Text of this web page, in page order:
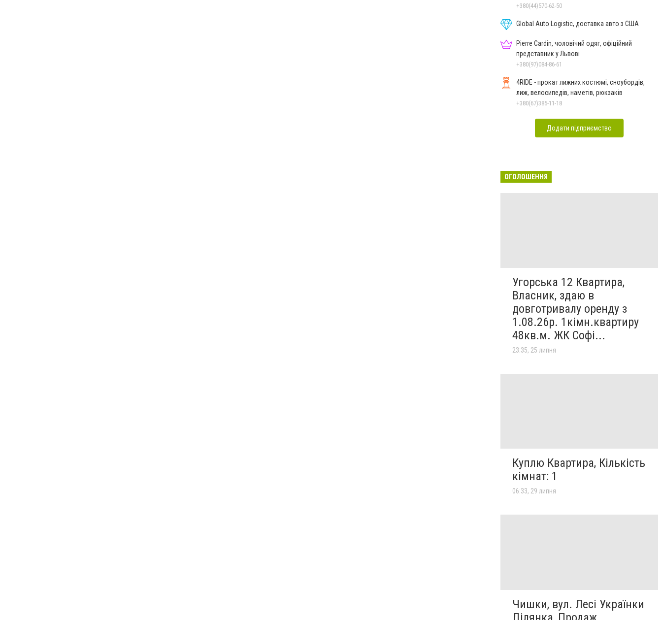
+380(44)570-62-50
Global Auto Logistic, доставка авто з США
Pierre Cardin, чоловічий одяг, офіційний
представник у Львові
+380(97)084-86-61
4RIDE - прокат лижних костюмі, сноубордів,
лиж, велосипедів, наметів, рюкзаків
+380(67)385-11-18
Додати підприємство
ОГОЛОШЕННЯ
Угорська 12 Квартира,
Власник, здаю в
довготривалу оренду з
1.08.26р. 1кімн.квартиру
48кв.м. ЖК Софі...
23:35, 25 липня
Куплю Квартира, Кількість
кімнат: 1
06:33, 29 липня
Чишки, вул. Лесі Українки